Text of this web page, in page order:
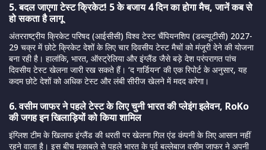
5. बदल जाएगा टेस्ट क्रिकेट! 5 के बजाय 4 दिन का होगा मैच, जानें कब से
हो सकता है लागू
अंतरराष्ट्रीय क्रिकेट परिषद (आईसीसी) विश्व टेस्ट चैंपियनशिप (डब्ल्यूटीसी) 2027-
29 चक्र में छोटे क्रिकेट देशों के लिए चार दिवसीय टेस्ट मैचों को मंजूरी देने की योजना
बना रही है। हालांकि, भारत, ऑस्ट्रेलिया और इंग्लैंड जैसे बड़े देश परंपरागत पांच
दिवसीय टेस्ट खेलना जारी रख सकते हैं। ‘द गार्डियन’ की एक रिपोर्ट के अनुसार, यह
कदम छोटे देशों को अधिक टेस्ट और लंबी सीरीज खेलने में मदद करेगा।
6. वसीम जाफर ने पहले टेस्ट के लिए चुनी भारत की प्लेइंग इलेवन, RoKo
की जगह इन खिलाड़ियों को किया शामिल
इंग्लिश टीम के खिलाफ इंग्लैंड की धरती पर खेलना गिल एंड कंपनी के लिए आसान नहीं
रहने वाला है। इस बीच मुकाबले से पहले भारत के पूर्व बल्लेबाज वसीम जाफर ने अपनी